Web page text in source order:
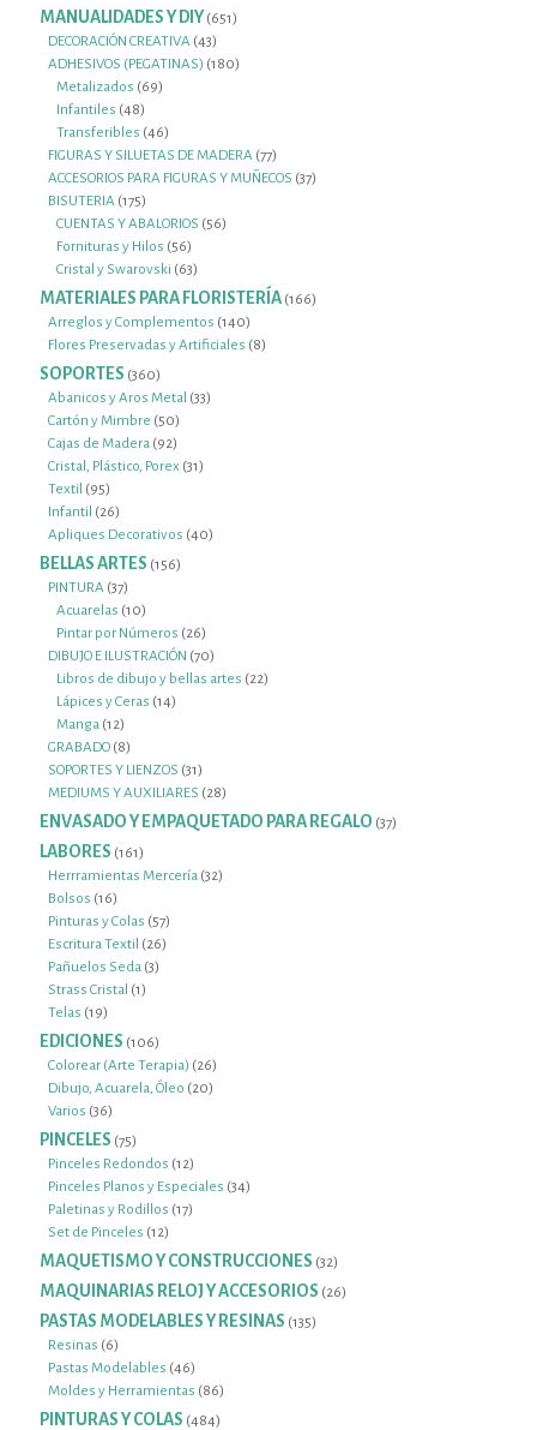
productos
MANUALIDADES Y DIY 651651
DECORACIÓN CREATIVA 4343
productos
ADHESIVOS (PEGATINAS) 180180
Metalizados 6969
Infantiles 4848
productos
Transferibles 4646
productos
FIGURAS Y SILUETAS DE MADERA 7777
productos
ACCESORIOS PARA FIGURAS Y MUÑECOS 3737
BISUTERIA 175175
productos
CUENTAS Y ABALORIOS 5656
Fornituras y Hilos 5656
productos
Cristal y Swarovski 6363
productos
MATERIALES PARA FLORISTERÍA 166166
Arreglos y Complementos 140140
productos
Flores Preservadas y Artificiales 88
SOPORTES 360360
productos
Abanicos y Aros Metal 3333
Cartón y Mimbre 5050
productos
Cajas de Madera 9292
productos
Cristal, Plástico, Porex 3131
Textil 9595
productos
Infantil 2626
productos
Apliques Decorativos 4040
BELLAS ARTES 156156
PINTURA 3737
productos
Acuarelas 1010
productos
Pintar por Números 2626
productos
DIBUJO E ILUSTRACIÓN 7070
productos
Libros de dibujo y bellas artes 2222
Lápices y Ceras 1414
Manga 1212
productos
GRABADO 88
productos
SOPORTES Y LIENZOS 3131
productos
MEDIUMS Y AUXILIARES 2828
productos
ENVASADO Y EMPAQUETADO PARA REGALO 3737
LABORES 161161
productos
Herrramientas Mercería 3232
Bolsos 1616
productos
Pinturas y Colas 5757
productos
Escritura Textil 2626
Pañuelos Seda 33
Strass Cristal 11
Telas 1919
productos
EDICIONES 106106
productos
Colorear (Arte Terapia) 2626
productos
Dibujo, Acuarela, Óleo 2020
Varios 3636
productos
PINCELES 7575
productos
Pinceles Redondos 1212
productos
Pinceles Planos y Especiales 3434
Paletinas y Rodillos 1717
Set de Pinceles 1212
productos
MAQUETISMO Y CONSTRUCCIONES 3232
MAQUINARIAS RELOJ Y ACCESORIOS 2626
PASTAS MODELABLES Y RESINAS 135135
Resinas 66
productos
Pastas Modelables 4646
productos
Moldes y Herramientas 8686
PINTURAS Y COLAS 484484